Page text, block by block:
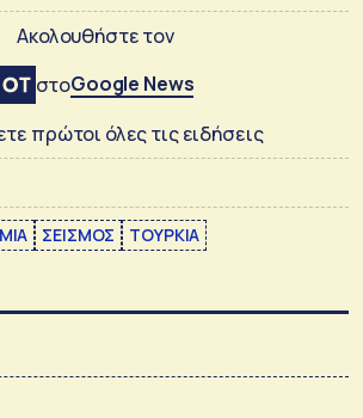
Ακολουθήστε τον
στοGoogle News
πρώτοι όλες τις ειδήσεις
ΣΕΙΣΜΟΣ ΤΟΥΡΚΙΑ